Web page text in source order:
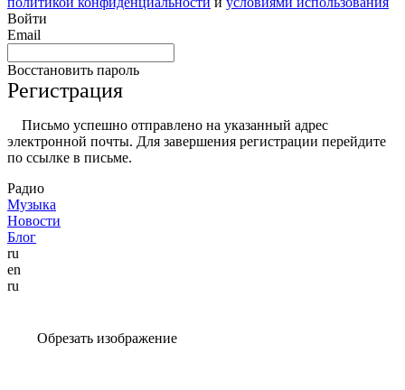
Войти
Email
Восстановить пароль
Регистрация
Письмо успешно отправлено на указанный адрес
электронной почты. Для завершения регистрации перейдите
по ссылке в письме.
Радио
Музыка
Новости
Блог
ru
en
ru
Обрезать изображение